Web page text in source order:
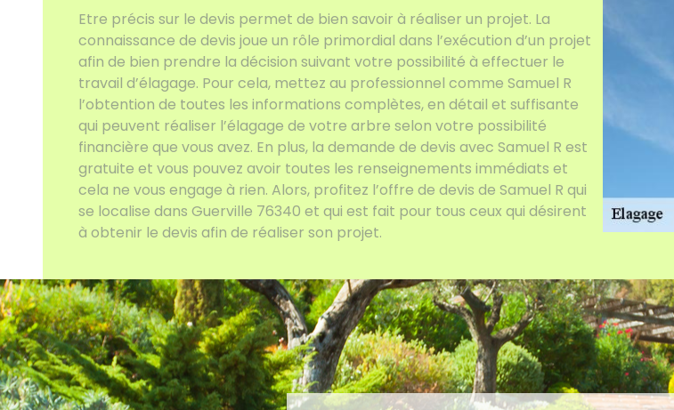
Etre précis sur le devis permet de bien savoir à réaliser un projet. La
connaissance de devis joue un rôle primordial dans l’exécution d’un projet
afin de bien prendre la décision suivant votre possibilité à effectuer le
travail d’élagage. Pour cela, mettez au professionnel comme Samuel R
l’obtention de toutes les informations complètes, en détail et suffisante
qui peuvent réaliser l’élagage de votre arbre selon votre possibilité
financière que vous avez. En plus, la demande de devis avec Samuel R est
gratuite et vous pouvez avoir toutes les renseignements immédiats et
cela ne vous engage à rien. Alors, profitez l’offre de devis de Samuel R qui
se localise dans Guerville 76340 et qui est fait pour tous ceux qui désirent
à obtenir le devis afin de réaliser son projet.